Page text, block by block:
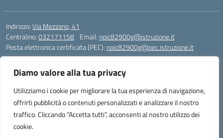
Diamo valore alla tua privacy
Utilizziamo i cookie per migliorare la tua esperienza di navigazione,
offrirti pubblicità o contenuti personalizzati e analizzare il nostro
traffico. Cliccando “Accetta tutti”, acconsenti al nostro utilizzo dei
cookie.
Indirizzo:Via Mezzano, 41
Centralino:032171158 Email: noic82900g@istruzione.it
Posta elettronica certificata (PEC): noic82900g@pec.istruzione.it
Codice meccanografico:NOIC82900G
Codice Indice delle Pubbliche Amministrazioni (IPA): istsc_noic82900g
Codice unico di fatturazione (CUF): UFJ1I0